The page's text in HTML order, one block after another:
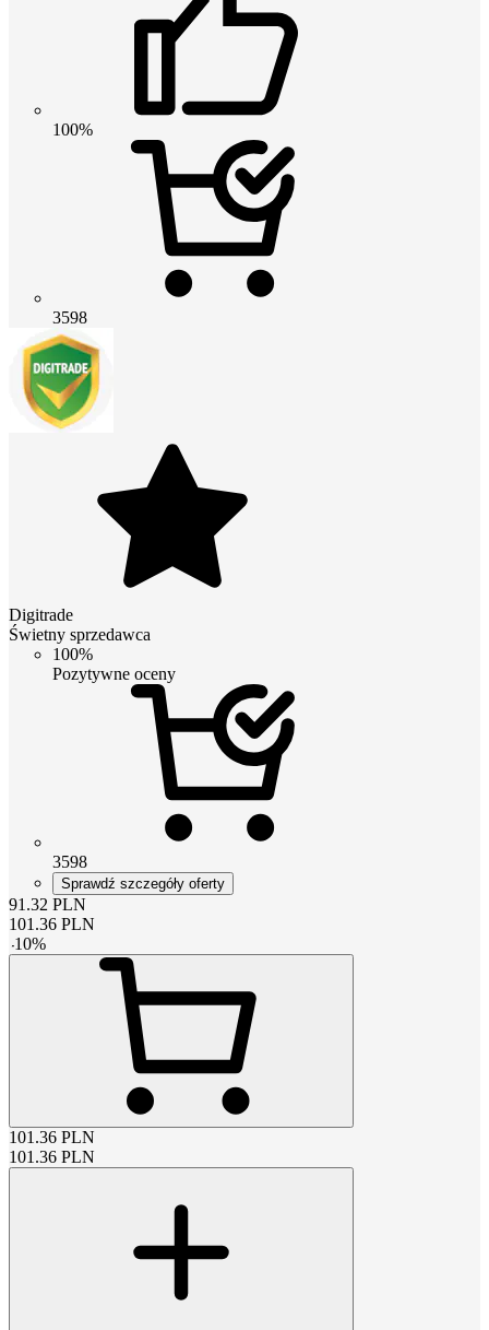
100%
3598
Digitrade
Świetny sprzedawca
100%
Pozytywne oceny
3598
Sprawdź szczegóły oferty
91.32 PLN
101.36 PLN
-10%
101.36 PLN
101.36 PLN